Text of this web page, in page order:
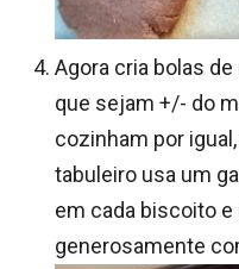
Agora cria bolas
que sejam +/- do
cozinham por
tabuleiro usa um
em cada biscoito
generosamente